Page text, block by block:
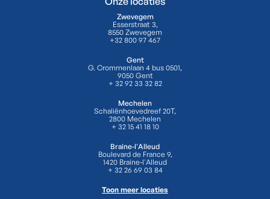
Zwevegem
Esserstraat 3,
8550 Zwevegem
+32 800 97 467
Gent
G. Crommenlaan 4 bus 0501,
9050 Gent
+ 32 92 33 32 82
Mechelen
Schaliënhoevedreef 20T,
2800 Mechelen
+ 32 15 41 18 10
Braine-l'Alleud
Boulevard de France 9,
1420 Braine-l'Alleud
+ 32 26 69 03 84
Toon meer locaties